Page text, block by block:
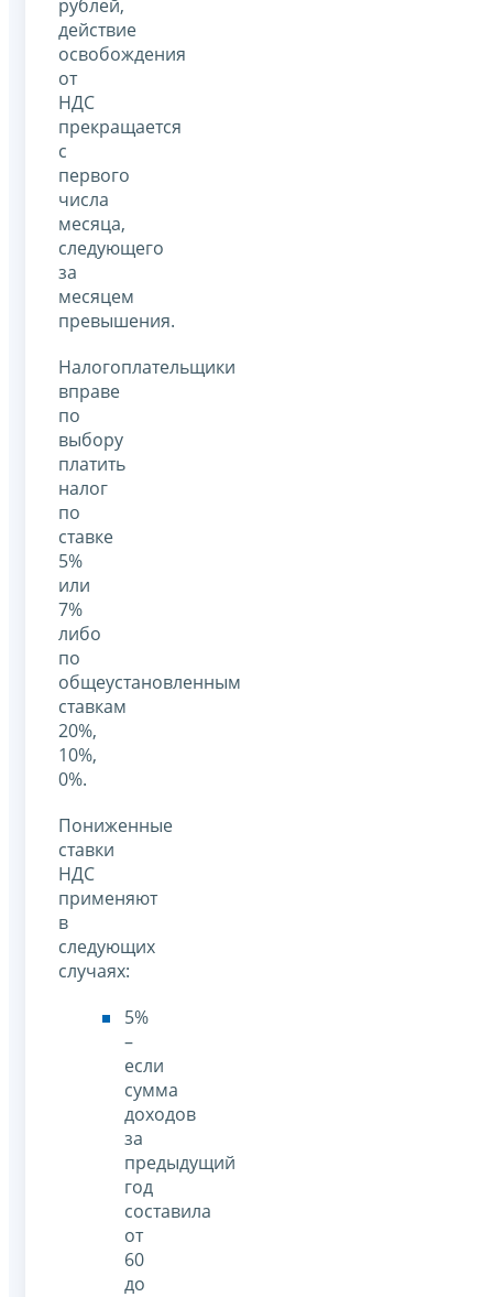
рублей,
действие
освобождения
от
НДС
прекращается
с
первого
числа
месяца,
следующего
за
месяцем
превышения.
Налогоплательщики
вправе
по
выбору
платить
налог
по
ставке
5%
или
7%
либо
по
общеустановленным
ставкам
20%,
10%,
0%.
Пониженные
ставки
НДС
применяют
в
следующих
случаях:
5%
–
если
сумма
доходов
за
предыдущий
год
составила
от
60
до